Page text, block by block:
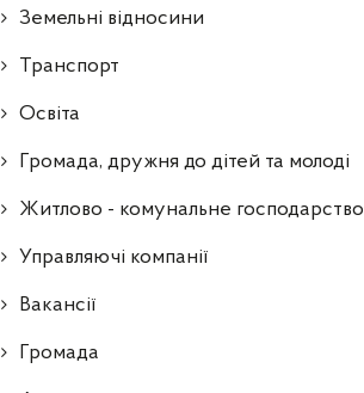
Земельні відносини
Транспорт
Освіта
Громада, дружня до дітей та молоді
Житлово - комунальне господарство
Управляючі компанії
Ваканcії
Громада